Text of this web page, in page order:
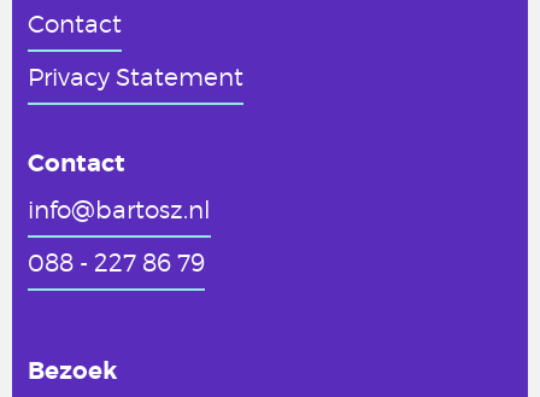
Contact
Privacy Statement
Contact
info@bartosz.nl
088 - 227 86 79
Bezoek